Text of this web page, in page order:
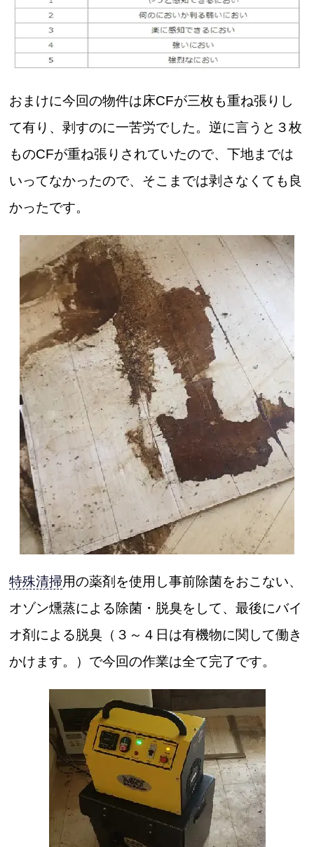
おまけに今回の物件は床CFが三枚も重ね張りし
て有り、剥すのに一苦労でした。逆に言うと３枚
ものCFが重ね張りされていたので、下地までは
いってなかったので、そこまでは剥さなくても良
かったです。
特殊清掃用の薬剤を使用し事前除菌をおこない、
オゾン燻蒸による除菌・脱臭をして、最後にバイ
オ剤による脱臭（３～４日は有機物に関して働き
かけます。）で今回の作業は全て完了です。